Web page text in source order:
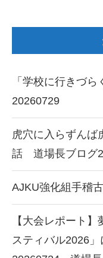
「学校に行きづ
20260729
虎穴に入らずんば
話 道場長ブログ
AJKU強化組手稽
【大会レポート
スティバル2026